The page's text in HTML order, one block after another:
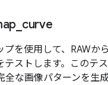
curve
プを使用して、RAWか
テストします。このテ
全な画像パターンを生